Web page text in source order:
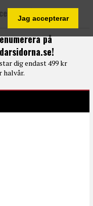
Jag accepterar
på
dig endast 499 kr
halvår.